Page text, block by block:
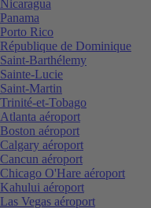
Nicaragua
Panama
Porto Rico
République de Dominique
Saint-Barthélemy
Sainte-Lucie
Saint-Martin
Trinité-et-Tobago
Atlanta aéroport
Boston aéroport
Calgary aéroport
Cancun aéroport
Chicago O'Hare aéroport
Kahului aéroport
Las Vegas aéroport